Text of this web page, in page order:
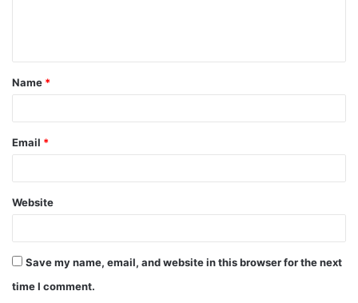
t
*
Name *
Email *
Website
Save my name, email, and website in this browser for the next
time I comment.